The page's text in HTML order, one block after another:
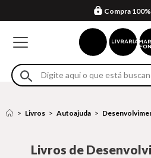
Formas de
Compra
Em até 4x sem
Retire na
Eventos
Livros Autoajuda
Livros de